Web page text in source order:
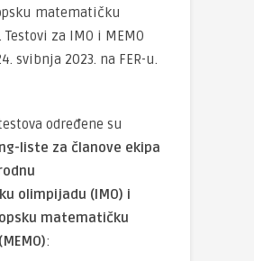
matematičku
za IMO i MEMO
svibnja 2023. na FER-u.
određene su
liste za članove ekipa
olimpijadu (IMO) i
matematičku
: